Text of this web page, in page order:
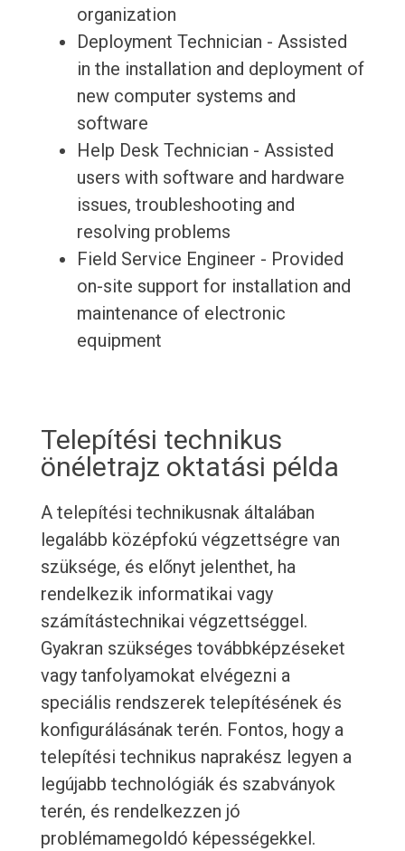
organization
Deployment Technician - Assisted
in the installation and deployment of
new computer systems and
software
Help Desk Technician - Assisted
users with software and hardware
issues, troubleshooting and
resolving problems
Field Service Engineer - Provided
on-site support for installation and
maintenance of electronic
equipment
Telepítési technikus
önéletrajz oktatási példa
A telepítési technikusnak általában
legalább középfokú végzettségre van
szüksége, és előnyt jelenthet, ha
rendelkezik informatikai vagy
számítástechnikai végzettséggel.
Gyakran szükséges továbbképzéseket
vagy tanfolyamokat elvégezni a
speciális rendszerek telepítésének és
konfigurálásának terén. Fontos, hogy a
telepítési technikus naprakész legyen a
legújabb technológiák és szabványok
terén, és rendelkezzen jó
problémamegoldó képességekkel.